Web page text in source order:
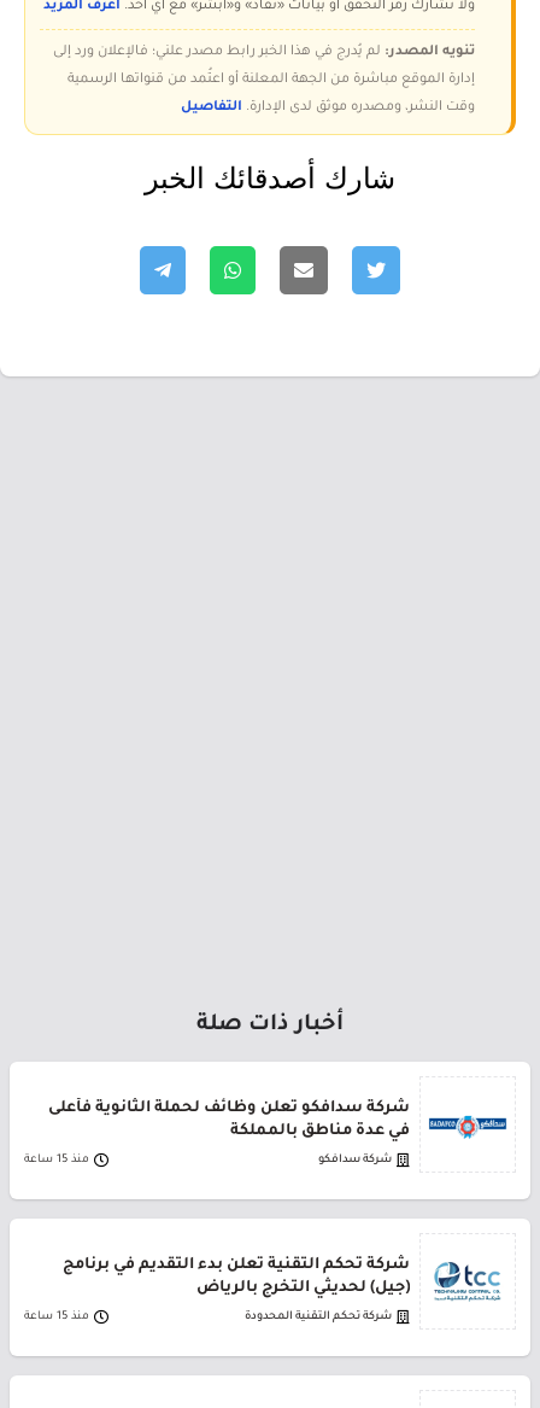
ولا تُشارك رمز التحقق أو بيانات «نفاذ» و«أبشر» مع أي أحد. اعرف المزيد
تنويه المصدر: لم يُدرج في هذا الخبر رابط مصدر علني؛ فالإعلان ورد إلى
إدارة الموقع مباشرة من الجهة المعلنة أو اعتُمد من قنواتها الرسمية
وقت النشر، ومصدره موثق لدى الإدارة. التفاصيل
شارك أصدقائك الخبر
أخبار ذات صلة
شركة سدافكو تعلن وظائف لحملة الثانوية فأعلى
في عدة مناطق بالمملكة
شركة سدافكو منذ 15 ساعة
شركة تحكم التقنية تعلن بدء التقديم في برنامج
(جيل) لحديثي التخرج بالرياض
شركة تحكم التقنية المحدودة منذ 15 ساعة